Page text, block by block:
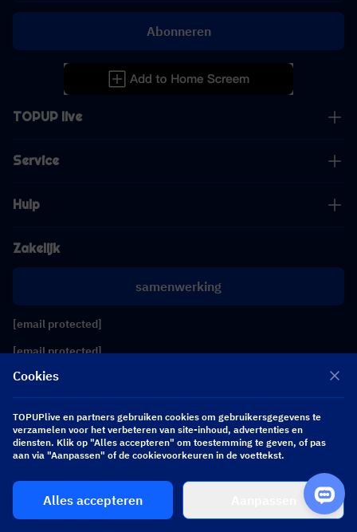
$ 0.00 Nu kopen
TOPUP live
Service
Hulp
Zakelijk
samenwerking
[email protected]
[email protected]
Abonneren
Volg ons
Copyright 2026 SEA WHALE TECHNOLOGY PTE.LTD. All Rights Reserved.
Cookies
TOPUPlive en partners gebruiken cookies om gebruikersgegevens te
verzamelen voor het verbeteren van site-inhoud, advertenties en
diensten. Klik op "Alles accepteren" om toestemming te geven, of pas
aan via "Aanpassen" of de cookievoorkeuren in de voettekst.
Alles accepteren